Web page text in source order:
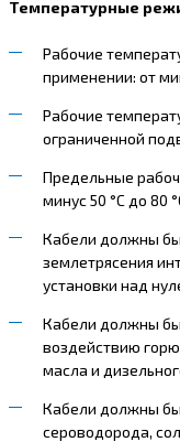
Температурные
Рабочие
применении: от
Рабочие
ограниченной
Предельные
минус 50 °С до 80
Кабели должны
землетрясения
установки над
Кабели должны
воздействию
масла и
Кабели должны
сероводорода,